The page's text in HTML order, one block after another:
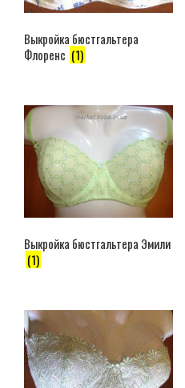
Выкройка бюстгальтера
Флоренс (1)
Выкройка бюстгальтера Эмили
(1)